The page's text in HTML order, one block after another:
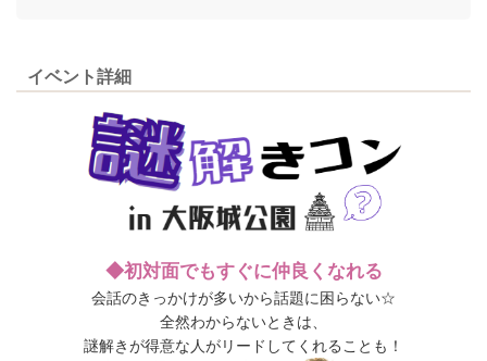
イベント詳細
◆初対面でもすぐに仲良くなれる
会話のきっかけが多いから話題に困らない☆
全然わからないときは、
謎解きが得意な人がリードしてくれることも！